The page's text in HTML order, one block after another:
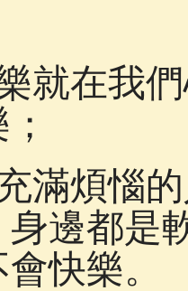
就在我
滿煩惱
邊都是
快樂。